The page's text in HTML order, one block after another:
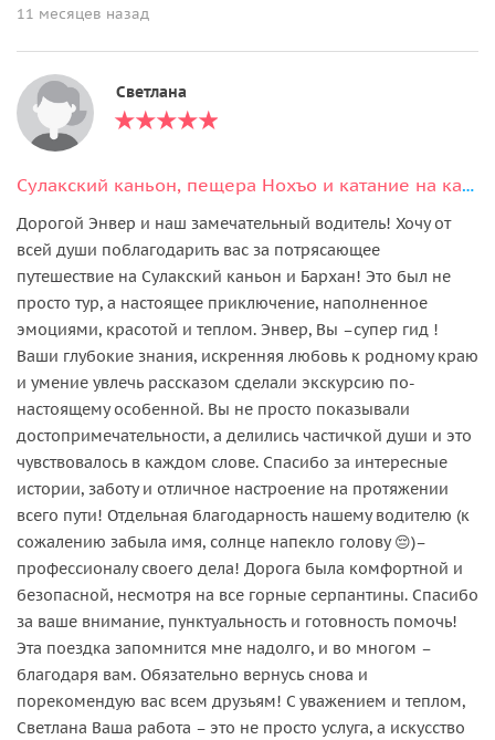
11 месяцев назад
Светлана
Сулакский каньон, пещера Нохъо и катание на катере из Каспийска
Дорогой Энвер и наш замечательный водитель! Хочу от
всей души поблагодарить вас за потрясающее
путешествие на Сулакский каньон и Бархан! Это был не
просто тур, а настоящее приключение, наполненное
эмоциями, красотой и теплом. Энвер, Вы –супер гид !
Ваши глубокие знания, искренняя любовь к родному краю
и умение увлечь рассказом сделали экскурсию по-
настоящему особенной. Вы не просто показывали
достопримечательности, а делились частичкой души и это
чувствовалось в каждом слове. Спасибо за интересные
истории, заботу и отличное настроение на протяжении
всего пути! Отдельная благодарность нашему водителю (к
сожалению забыла имя, солнце напекло голову 😔)–
профессионалу своего дела! Дорога была комфортной и
безопасной, несмотря на все горные серпантины. Спасибо
за ваше внимание, пунктуальность и готовность помочь!
Эта поездка запомнится мне надолго, и во многом –
благодаря вам. Обязательно вернусь снова и
порекомендую вас всем друзьям! С уважением и теплом,
Светлана Ваша работа – это не просто услуга, а искусство